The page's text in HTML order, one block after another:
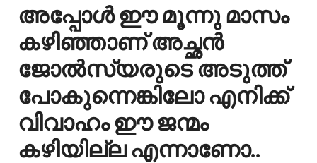
അപ്പോൾ ഈ മൂന്നു മാസം
കഴിഞ്ഞാണ് അച്ഛൻ
ജോൽസ്യരുടെ അടുത്ത്
പോകുന്നെങ്കിലോ എനിക്ക്
വിവാഹം ഈ ജന്മം
കഴിയില്ല എന്നാണോ..